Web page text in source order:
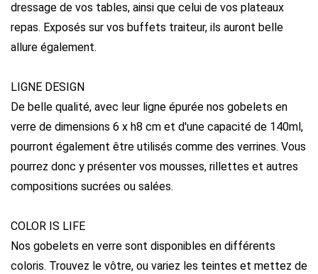
dressage de vos tables, ainsi que celui de vos plateaux
repas. Exposés sur vos buffets traiteur, ils auront belle
allure également.
LIGNE DESIGN
De belle qualité, avec leur ligne épurée nos gobelets en
verre de dimensions 6 x h8 cm et d'une capacité de 140ml,
pourront également être utilisés comme des verrines. Vous
pourrez donc y présenter vos mousses, rillettes et autres
compositions sucrées ou salées.
COLOR IS LIFE
Nos gobelets en verre sont disponibles en différents
coloris. Trouvez le vôtre, ou variez les teintes et mettez de